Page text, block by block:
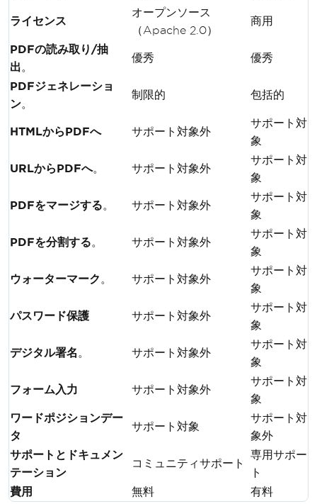
ライセンス
オープンソース
（Apache 2.0）
商用
PDFの読み取り/抽
出。
優秀 優秀
PDFジェネレーショ
ン。
制限的 包括的
HTMLからPDFへ サポート対象外
サポート対
象
URLからPDFへ。 サポート対象外
サポート対
象
PDFをマージする。 サポート対象外
サポート対
象
PDFを分割する。 サポート対象外
サポート対
象
ウォーターマーク 。 サポート対象外
サポート対
象
パスワード保護 サポート対象外
サポート対
象
デジタル署名 。 サポート対象外
サポート対
象
フォーム入力 サポート対象外
サポート対
象
ワードポジションデー
タ
サポート対象
サポート対
象外
サポートとドキュメン
テーション
コミュニティサポート
専用サポー
ト
費用
無料 有料